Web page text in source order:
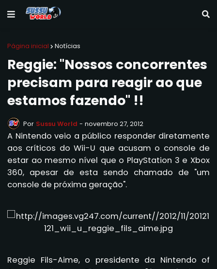
Página inicial Notícias
Reggie: "Nossos concorrentes
precisam para reagir ao que
estamos fazendo" !!
Por Sussu World - novembro 27, 2012
A Nintendo veio a público responder diretamente
aos críticos do Wii-U que acusam o console de
estar ao mesmo nível que o PlayStation 3 e Xbox
360, apesar de esta sendo chamado de "um
console de próxima geração".
Reggie Fils-Aime, o presidente da Nintendo of